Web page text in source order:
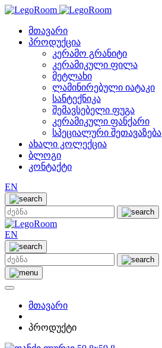
მთავარი
პროდუქცია
კერამო გრანიტი
კერამიკული ფილა
მეტლახი
ლამინირებული იატაკი
სანტექნიკა
შემავსებელი ფუგა
კერამიკული ფანქარი
სპეციალური შეთავაზება
ახალი კოლექცია
ბლოგი
კონტაქტი
EN
EN
მთავარი
პროდუქტი